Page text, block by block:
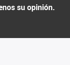
su opinión.